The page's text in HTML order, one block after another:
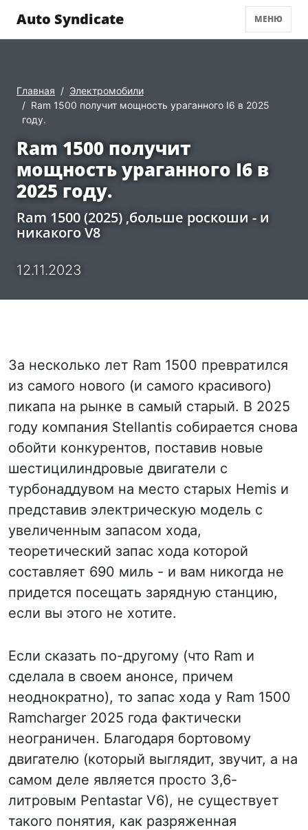
Auto Syndicate МЕНЮ
Главная
Электромобили
Ram 1500 получит мощность ураганного I6 в 2025
году.
Ram 1500 получит
мощность ураганного I6 в
2025 году.
Ram 1500 (2025) ,больше роскоши - и
никакого V8
12.11.2023
За несколько лет Ram 1500 превратился
из самого нового (и самого красивого)
пикапа на рынке в самый старый. В 2025
году компания Stellantis собирается снова
обойти конкурентов, поставив новые
шестицилиндровые двигатели с
турбонаддувом на место старых Hemis и
представив электрическую модель с
увеличенным запасом хода,
теоретический запас хода которой
составляет 690 миль - и вам никогда не
придется посещать зарядную станцию,
если вы этого не хотите.
Если сказать по-другому (что Ram и
сделала в своем анонсе, причем
неоднократно), то запас хода у Ram 1500
Ramcharger 2025 года фактически
неограничен. Благодаря бортовому
двигателю (который выглядит, звучит, а на
самом деле является просто 3,6-
литровым Pentastar V6), не существует
такого понятия, как разряженная